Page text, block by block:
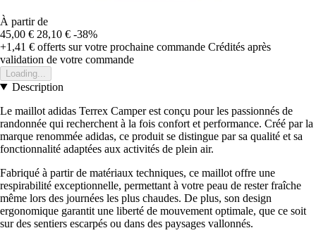
À partir de
45,00 € 28,10 € -38%
+1,41 € offerts sur votre prochaine commande Crédités après
validation de votre commande
Loading...
Description
Le maillot adidas Terrex Camper est conçu pour les passionnés de
randonnée qui recherchent à la fois confort et performance. Créé par la
marque renommée adidas, ce produit se distingue par sa qualité et sa
fonctionnalité adaptées aux activités de plein air.
Fabriqué à partir de matériaux techniques, ce maillot offre une
respirabilité exceptionnelle, permettant à votre peau de rester fraîche
même lors des journées les plus chaudes. De plus, son design
ergonomique garantit une liberté de mouvement optimale, que ce soit
sur des sentiers escarpés ou dans des paysages vallonnés.